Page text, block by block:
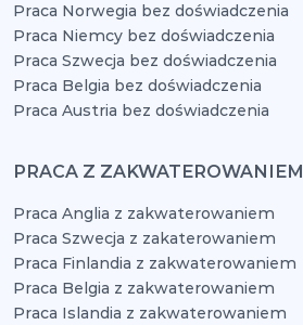
Praca Norwegia bez doświadczenia
Praca Niemcy bez doświadczenia
Praca Szwecja bez doświadczenia
Praca Belgia bez doświadczenia
Praca Austria bez doświadczenia
PRACA Z ZAKWATEROWANIEM
Praca Anglia z zakwaterowaniem
Praca Szwecja z zakaterowaniem
Praca Finlandia z zakwaterowaniem
Praca Belgia z zakwaterowaniem
Praca Islandia z zakwaterowaniem